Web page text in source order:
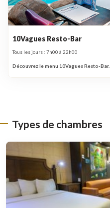
10Vagues Resto-Bar
Tous les jours : 7h00 à 22h00
Découvrez le menu 10Vagues Resto-Bar.
Types de chambres